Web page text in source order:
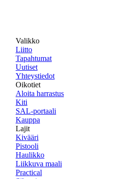
Valikko
Liitto
Tapahtumat
Uutiset
Yhteystiedot
Oikotiet
Aloita harrastus
Kiti
SAL-portaali
Kauppa
Lajit
Kivääri
Pistooli
Haulikko
Liikkuva maali
Practical